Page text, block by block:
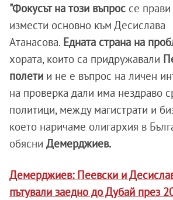
"Фокусът на този въпрос се
измести основно към Десислава
Атанасова. Едната страна на
хората, които са придружавали
полети и не е въпрос на личен
на проверка дали има нездраво
политици, между магистрати и
което наричаме олигархия в
обясни Демерджиев.
Демерджиев: Пеевски и
пътували заедно до Дубай през